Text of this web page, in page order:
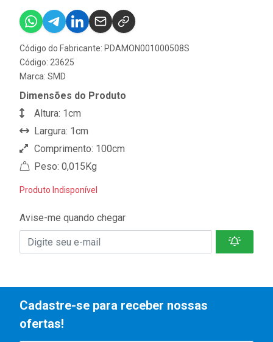
Código do Fabricante: PDAMON001000508S
Código: 23625
Marca: SMD
Dimensões do Produto
Altura: 1cm
Largura: 1cm
Comprimento: 100cm
Peso: 0,015Kg
Produto Indisponível
Avise-me quando chegar
Cadastre-se para receber nossas
ofertas!